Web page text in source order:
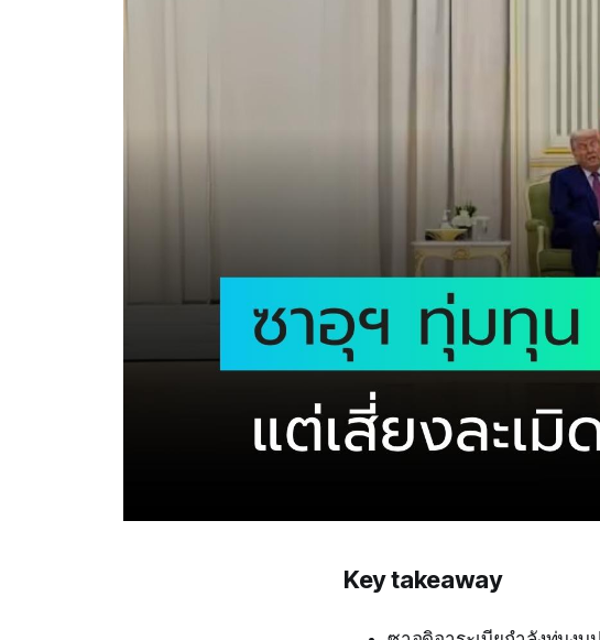
Key takeaway